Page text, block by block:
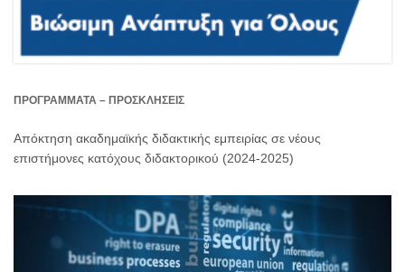
ΠΡΟΓΡΆΜΜΑΤΑ – ΠΡΟΣΚΛΉΣΕΙΣ
Απόκτηση ακαδημαϊκής διδακτικής εμπειρίας σε νέους
επιστήμονες κατόχους διδακτορικού (2024-2025)